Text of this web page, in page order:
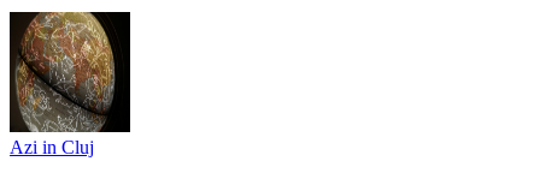
Azi in Cluj